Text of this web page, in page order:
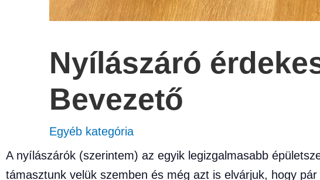
Nyílászáró
Bevezető
Egyéb kategória
A nyílászárók (szerintem) az egyik legizgalmasabb
támasztunk velük szemben és még azt is elvárjuk, hogy